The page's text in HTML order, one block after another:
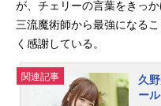
が、チェリーの言葉をきっ
三流魔術師から最強になる
く感謝している。
関連記事
久
ー